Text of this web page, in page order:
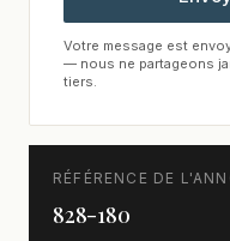
Votre message est
— nous ne partageons
tiers.
RÉFÉRENCE DE
828-180